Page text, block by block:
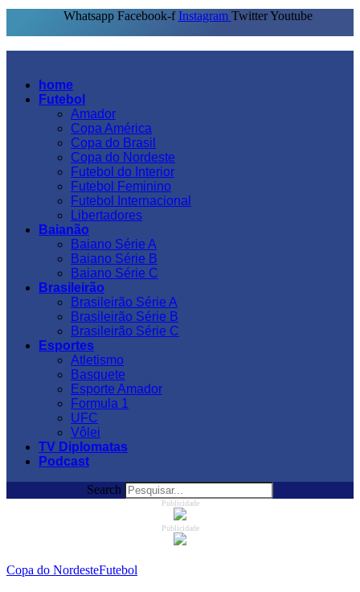
Whatsapp Facebook-f Instagram Twitter Youtube
home
Futebol
Amador
Copa América
Copa do Brasil
Copa do Nordeste
Futebol do Interior
Futebol Feminino
Futebol Internacional
Libertadores
Baianão
Baiano Série A
Baiano Série B
Baiano Série C
Brasileirão
Brasileirão Série A
Brasileirão Série B
Brasileirão Série C
Esportes
Atletismo
Basquete
Esporte Amador
Formula 1
UFC
Vôlei
TV Diplomatas
Podcast
Search
Publicidade
Publicidade
Copa do NordesteFutebol